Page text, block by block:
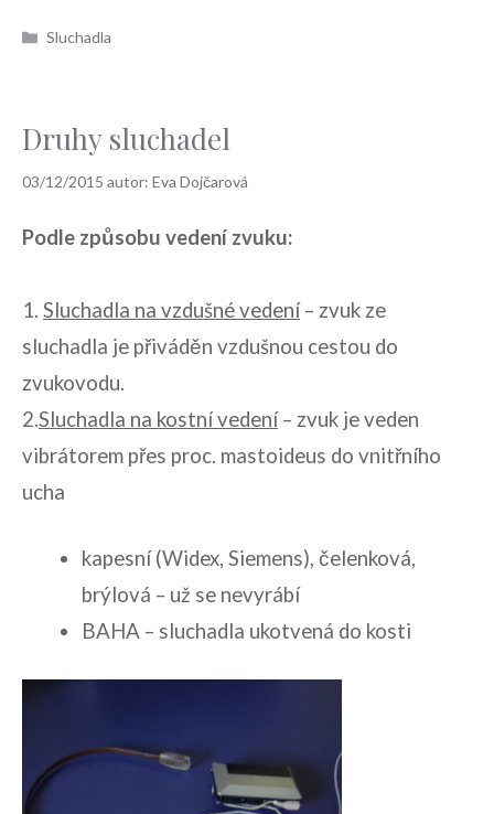
Rubriky
Sluchadla
Druhy sluchadel
03/12/2015 autor: Eva Dojčarová
Podle způsobu vedení zvuku:
1. Sluchadla na vzdušné vedení– zvuk ze
sluchadla je přiváděn vzdušnou cestou do
zvukovodu.
2.Sluchadla na kostní vedení– zvuk je veden
vibrátorem přes proc. mastoideus do vnitřního
ucha
kapesní (Widex, Siemens), čelenková,
brýlová – už se nevyrábí
BAHA – sluchadla ukotvená do kosti